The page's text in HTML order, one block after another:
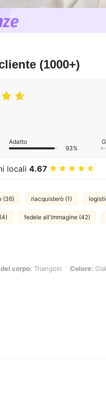
(1000+)
Adatto
93%
locali 4.67
(36) riacquisterò (1)
fedele all'immagine (42)
Triangolo, Colore: Giallo, Misure:
corpo: Triangolo Colore: